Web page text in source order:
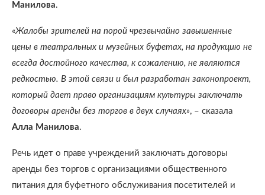
Манилова.
«Жалобы зрителей на порой чрезвычайно завышенные
цены в театральных и музейных буфетах, на продукцию не
всегда достойного качества, к сожалению, не являются
редкостью. В этой связи и был разработан законопроект,
который дает право организациям культуры заключать
договоры аренды без торгов в двух случаях», – сказала
Алла Манилова.
Речь идет о праве учреждений заключать договоры
аренды без торгов с организациями общественного
питания для буфетного обслуживания посетителей и